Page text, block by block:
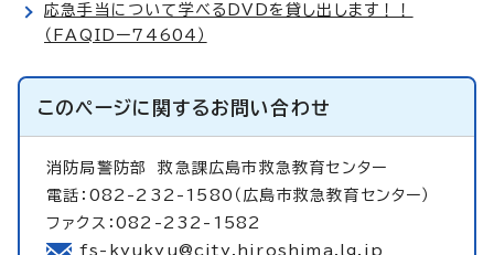
応急手当について学べるDVDを貸し出します！！
（FAQIDー74604）
このページに関するお問い合わせ
消防局警防部救急課広島市救急教育センター
電話：082-232-1580（広島市救急教育センター）
ファクス：082-232-1582
fs-kyukyu@city.hiroshima.lg.jp